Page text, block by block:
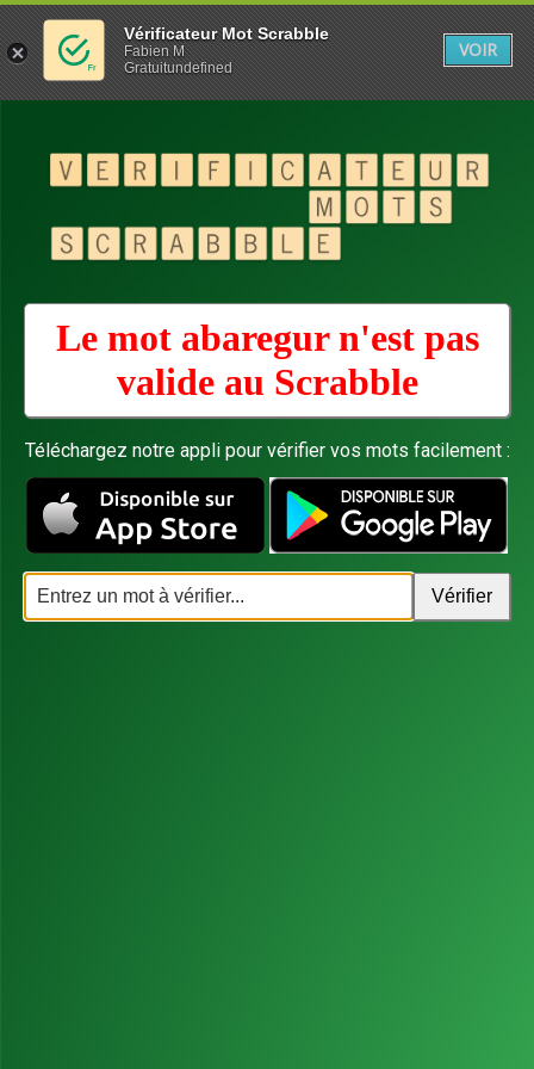
Le mot abaregur n'est pas
valide au Scrabble
Téléchargez notre appli pour vérifier vos mots facilement :
Vérificateur Mot Scrabble
Fabien M
Gratuitundefined
VOIR